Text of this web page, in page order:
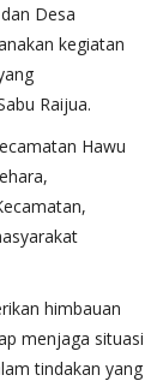
Desa
kegiatan
Raijua.
Hawu
himbauan
menjaga situasi
tindakan yang